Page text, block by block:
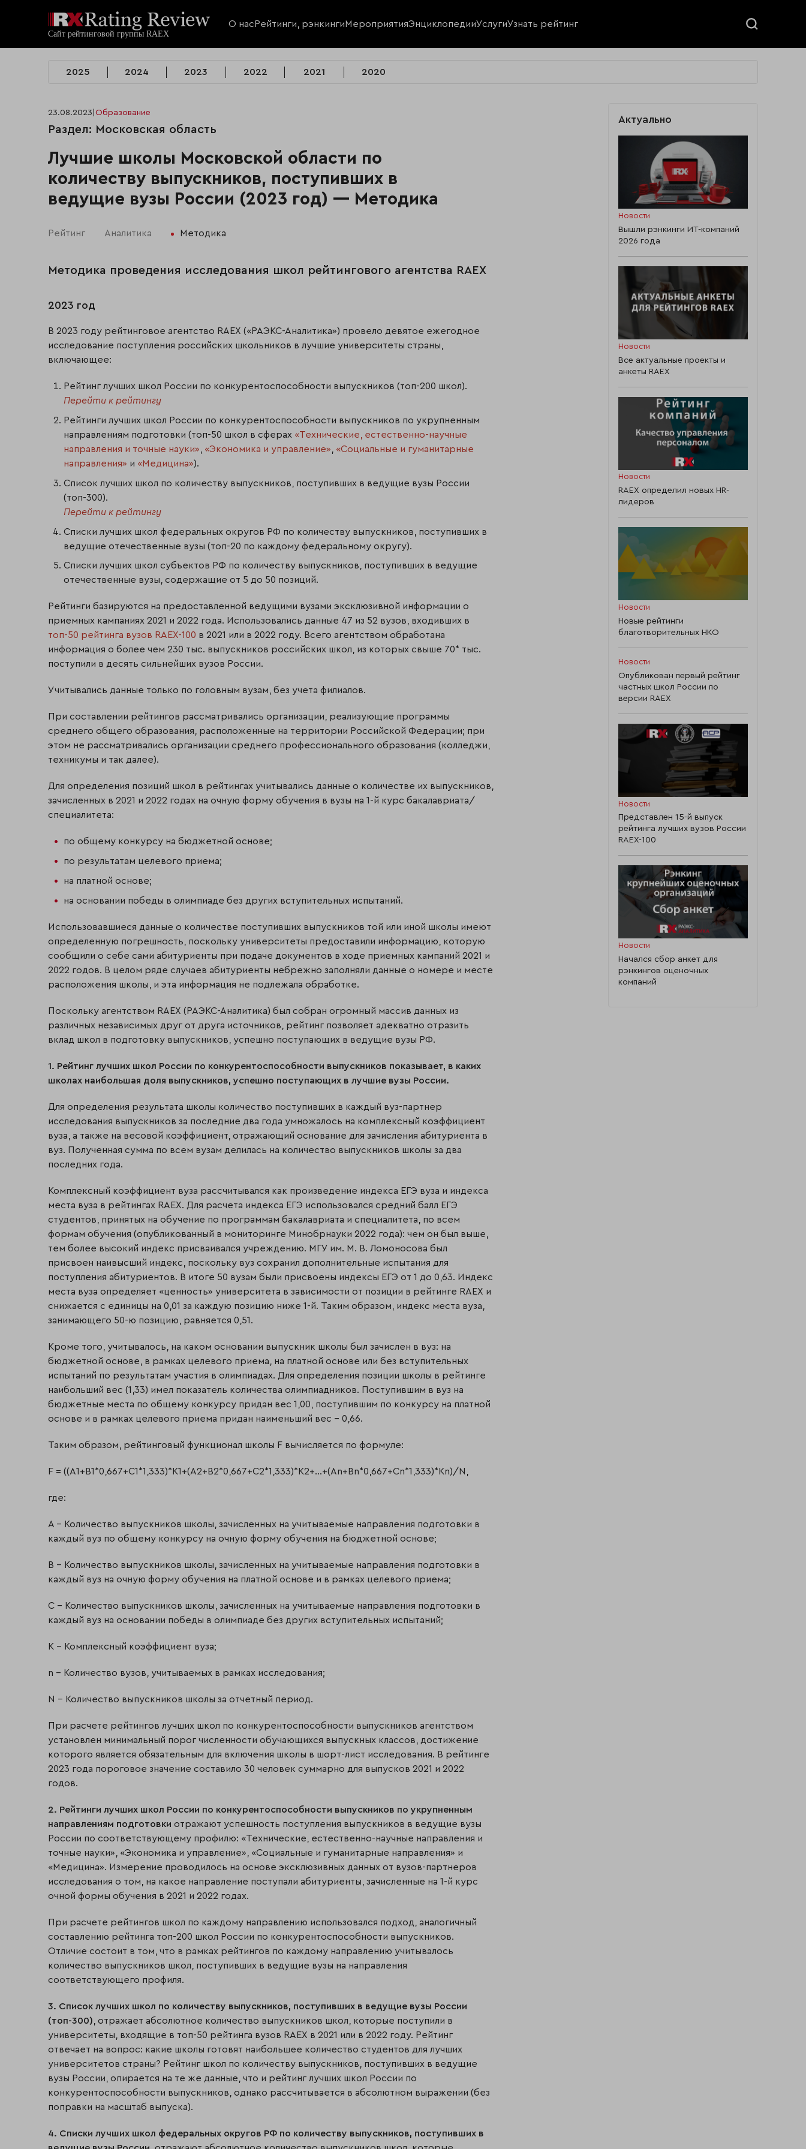
О нас Рейтинги, рэнкингиМероприятияЭнциклопедииУслугиУзнать рейтинг
2025 2024 2023 2022 2021 2020
23.08.2023 Образование
Раздел: Московская область
Лучшие школы Московской области по
количеству выпускников, поступивших в
ведущие вузы России (2023 год) — Методика
Рейтинг Аналитика Методика
Методика проведения исследования школ рейтингового агентства RAEX
2023 год
В 2023 году рейтинговое агентство RAEX («РАЭКС-Аналитика») провело девятое ежегодное
исследование поступления российских школьников в лучшие университеты страны,
включающее:
Рейтинг лучших школ России по конкурентоспособности выпускников (топ-200 школ).
Перейти к рейтингу
Рейтинги лучших школ России по конкурентоспособности выпускников по укрупненным
направлениям подготовки (топ-50 школ в сферах «Технические, естественно-научные
направления и точные науки»
«Экономика и управление»
«Социальные и гуманитарные
направления» и «Медицина»).
Список лучших школ по количеству выпускников, поступивших в ведущие вузы России
(топ-300).
Перейти к рейтингу
Списки лучших школ федеральных округов РФ по количеству выпускников, поступивших в
ведущие отечественные вузы (топ-20 по каждому федеральному округу).
Списки лучших школ субъектов РФ по количеству выпускников, поступивших в ведущие
отечественные вузы, содержащие от 5 до 50 позиций.
Рейтинги базируются на предоставленной ведущими вузами эксклюзивной информации о
приемных кампаниях 2021 и 2022 года. Использовались данные 47 из 52 вузов, входивших в
топ-50 рейтинга вузов RAEX-100 в 2021 или в 2022 году. Всего агентством обработана
информация о более чем 230 тыс. выпускников российских школ, из которых свыше 70* тыс.
поступили в десять сильнейших вузов России.
Учитывались данные только по головным вузам, без учета филиалов.
При составлении рейтингов рассматривались организации, реализующие программы
среднего общего образования, расположенные на территории Российской Федерации; при
этом не рассматривались организации среднего профессионального образования (колледжи,
техникумы и так далее).
Для определения позиций школ в рейтингах учитывались данные о количестве их выпускников,
зачисленных в 2021 и 2022 годах на очную форму обучения в вузы на 1-й курс бакалавриата/
специалитета:
по общему конкурсу на бюджетной основе;
по результатам целевого приема;
на платной основе;
на основании победы в олимпиаде без других вступительных испытаний.
Использовавшиеся данные о количестве поступивших выпускников той или иной школы имеют
определенную погрешность, поскольку университеты предоставили информацию, которую
сообщили о себе сами абитуриенты при подаче документов в ходе приемных кампаний 2021 и
2022 годов. В целом ряде случаев абитуриенты небрежно заполняли данные о номере и месте
расположения школы, и эта информация не подлежала обработке.
Поскольку агентством RAEX (РАЭКС-Аналитика) был собран огромный массив данных из
различных независимых друг от друга источников, рейтинг позволяет адекватно отразить
вклад школ в подготовку выпускников, успешно поступающих в ведущие вузы РФ.
1. Рейтинг лучших школ России по конкурентоспособности выпускников показывает, в каких
школах наибольшая доля выпускников, успешно поступающих в лучшие вузы России.
Для определения результата школы количество поступивших в каждый вуз-партнер
исследования выпускников за последние два года умножалось на комплексный коэффициент
вуза, а также на весовой коэффициент, отражающий основание для зачисления абитуриента в
вуз. Полученная сумма по всем вузам делилась на количество выпускников школы за два
последних года.
Комплексный коэффициент вуза рассчитывался как произведение индекса ЕГЭ вуза и индекса
места вуза в рейтингах RAEX. Для расчета индекса ЕГЭ использовался средний балл ЕГЭ
студентов, принятых на обучение по программам бакалавриата и специалитета, по всем
формам обучения (опубликованный в мониторинге Минобрнауки 2022 года): чем он был выше,
тем более высокий индекс присваивался учреждению. МГУ им. М. В. Ломоносова был
присвоен наивысший индекс, поскольку вуз сохранил дополнительные испытания для
поступления абитуриентов. В итоге 50 вузам были присвоены индексы ЕГЭ от 1 до 0,63. Индекс
места вуза определяет «ценность» университета в зависимости от позиции в рейтинге RAEX и
снижается с единицы на 0,01 за каждую позицию ниже 1-й. Таким образом, индекс места вуза,
занимающего 50-ю позицию, равняется 0,51.
Кроме того, учитывалось, на каком основании выпускник школы был зачислен в вуз: на
бюджетной основе, в рамках целевого приема, на платной основе или без вступительных
испытаний по результатам участия в олимпиадах. Для определения позиции школы в рейтинге
наибольший вес (1,33) имел показатель количества олимпиадников. Поступившим в вуз на
бюджетные места по общему конкурсу придан вес 1,00, поступившим по конкурсу на платной
основе и в рамках целевого приема придан наименьший вес – 0,66.
Таким образом, рейтинговый функционал школы F вычисляется по формуле:
F = ((A1+B1*0,667+C1*1,333)*K1+(A2+B2*0,667+C2*1,333)*K2+…+(An+Bn*0,667+Cn*1,333)*Kn)/N,
где:
A – Количество выпускников школы, зачисленных на учитываемые направления подготовки в
каждый вуз по общему конкурсу на очную форму обучения на бюджетной основе;
B – Количество выпускников школы, зачисленных на учитываемые направления подготовки в
каждый вуз на очную форму обучения на платной основе и в рамках целевого приема;
C – Количество выпускников школы, зачисленных на учитываемые направления подготовки в
каждый вуз на основании победы в олимпиаде без других вступительных испытаний;
K – Комплексный коэффициент вуза;
n – Количество вузов, учитываемых в рамках иcследования;
N – Количество выпускников школы за отчетный период.
При расчете рейтингов лучших школ по конкурентоспособности выпускников агентством
установлен минимальный порог численности обучающихся выпускных классов, достижение
которого является обязательным для включения школы в шорт-лист исследования. В рейтинге
2023 года пороговое значение составило 30 человек суммарно для выпусков 2021 и 2022
годов.
2. Рейтинги лучших школ России по конкурентоспособности выпускников по укрупненным
направлениям подготовки отражают успешность поступления выпускников в ведущие вузы
России по соответствующему профилю: «Технические, естественно-научные направления и
точные науки», «Экономика и управление», «Социальные и гуманитарные направления» и
«Медицина». Измерение проводилось на основе эксклюзивных данных от вузов-партнеров
исследования о том, на какое направление поступали абитуриенты, зачисленные на 1-й курс
очной формы обучения в 2021 и 2022 годах.
При расчете рейтингов школ по каждому направлению использовался подход, аналогичный
составлению рейтинга топ-200 школ России по конкурентоспособности выпускников.
Отличие состоит в том, что в рамках рейтингов по каждому направлению учитывалось
количество выпускников школ, поступивших в ведущие вузы на направления
соответствующего профиля.
3. Список лучших школ по количеству выпускников, поступивших в ведущие вузы России
(топ-300) , отражает абсолютное количество выпускников школ, которые поступили в
университеты, входящие в топ-50 рейтинга вузов RAEX в 2021 или в 2022 году. Рейтинг
отвечает на вопрос: какие школы готовят наибольшее количество студентов для лучших
университетов страны? Рейтинг школ по количеству выпускников, поступивших в ведущие
вузы России, опирается на те же данные, что и рейтинг лучших школ России по
конкурентоспособности выпускников, однако рассчитывается в абсолютном выражении (без
поправки на масштаб выпуска).
4. Списки лучших школ федеральных округов РФ по количеству выпускников, поступивших в
Актуально
Новости
Вышли рэнкинги ИТ-компаний
2026 года
Новости
Все актуальные проекты и
анкеты RAEX
Новости
RAEX определил новых HR-
лидеров
Новости
Новые рейтинги
благотворительных НКО
Новости
Опубликован первый рейтинг
частных школ России по
версии RAEX
Новости
Представлен 15-й выпуск
рейтинга лучших вузов России
RAEX-100
Новости
Начался сбор анкет для
рэнкингов оценочных
компаний